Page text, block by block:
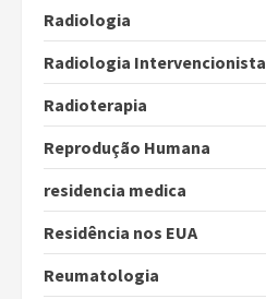
Radiologia
Radiologia Intervencionista
Radioterapia
Reprodução Humana
residencia medica
Residência nos EUA
Reumatologia